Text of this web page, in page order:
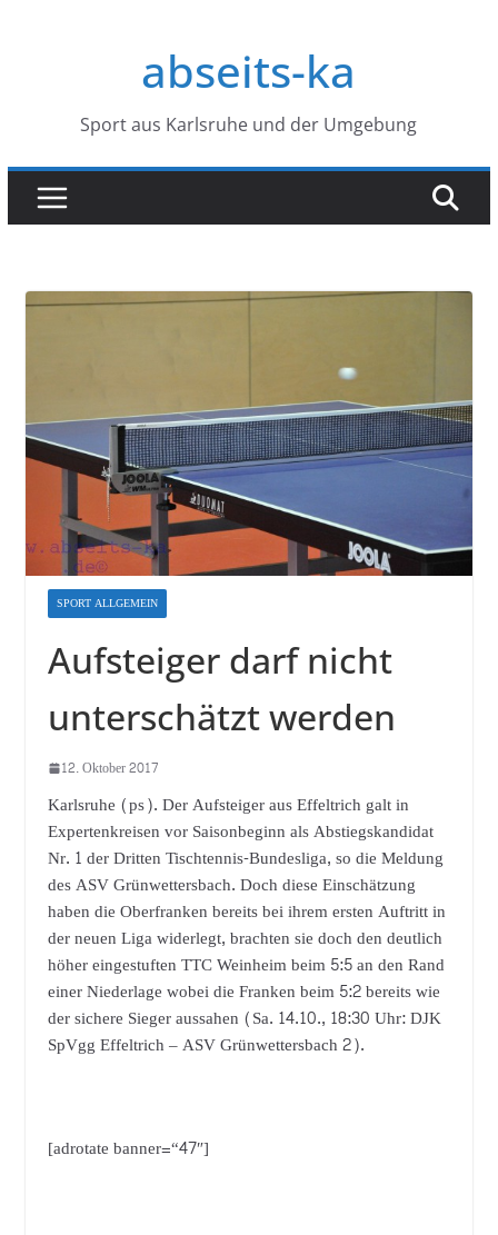
abseits-ka
Sport aus Karlsruhe und der Umgebung
SPORT ALLGEMEIN
Aufsteiger darf nicht
unterschätzt werden
12. Oktober 2017
Karlsruhe (ps). Der Aufsteiger aus Effeltrich galt in
Expertenkreisen vor Saisonbeginn als Abstiegskandidat
Nr. 1 der Dritten Tischtennis-Bundesliga, so die Meldung
des ASV Grünwettersbach. Doch diese Einschätzung
haben die Oberfranken bereits bei ihrem ersten Auftritt in
der neuen Liga widerlegt, brachten sie doch den deutlich
höher eingestuften TTC Weinheim beim 5:5 an den Rand
einer Niederlage wobei die Franken beim 5:2 bereits wie
der sichere Sieger aussahen (Sa. 14.10., 18:30 Uhr: DJK
SpVgg Effeltrich – ASV Grünwettersbach 2).
[adrotate banner=“47″]